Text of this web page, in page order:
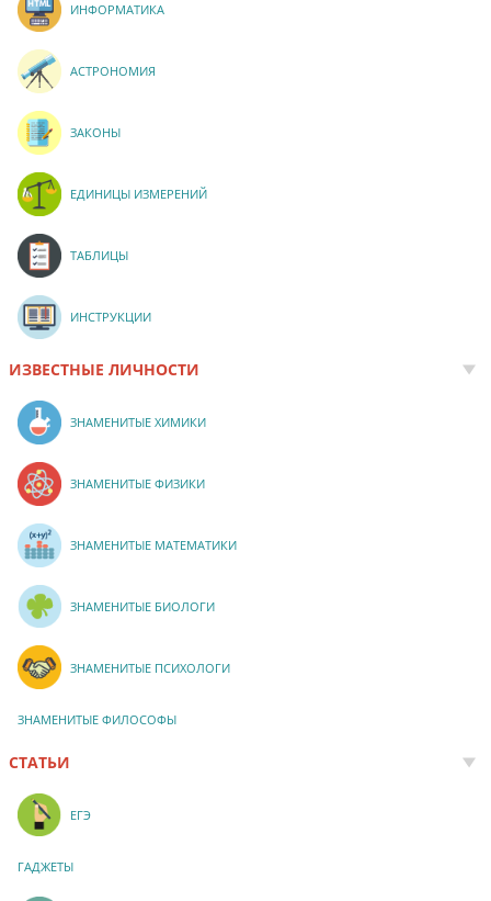
ИНФОРМАТИКА
АСТРОНОМИЯ
ЗАКОНЫ
ЕДИНИЦЫ ИЗМЕРЕНИЙ
ТАБЛИЦЫ
ИНСТРУКЦИИ
ИЗВЕСТНЫЕ ЛИЧНОСТИ
ЗНАМЕНИТЫЕ ХИМИКИ
ЗНАМЕНИТЫЕ ФИЗИКИ
ЗНАМЕНИТЫЕ МАТЕМАТИКИ
ЗНАМЕНИТЫЕ БИОЛОГИ
ЗНАМЕНИТЫЕ ПСИХОЛОГИ
ЗНАМЕНИТЫЕ ФИЛОСОФЫ
СТАТЬИ
ЕГЭ
ГАДЖЕТЫ